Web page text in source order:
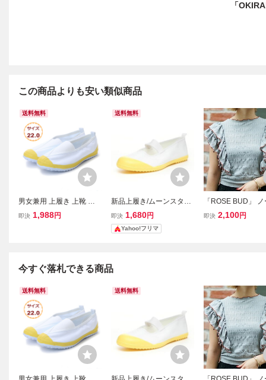
「
この商品よりも安い類似商品
送料無料
男女兼用 上履き 上靴 ス
クールシューズ 体育館シ
即決 1,988円
送料無料
新品上履き/ムーンスター
／アルファスクールカラ
ー22.5
即決 1,680円
Yahoo!フリマ
「ROSE BUD」
ーブトップス ONE
即決 2,100円
今すぐ落札できる商品
送料無料 送料無料